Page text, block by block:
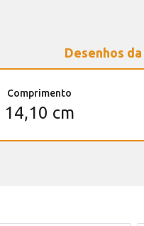
Desenhos
Comprimento
14,10 cm